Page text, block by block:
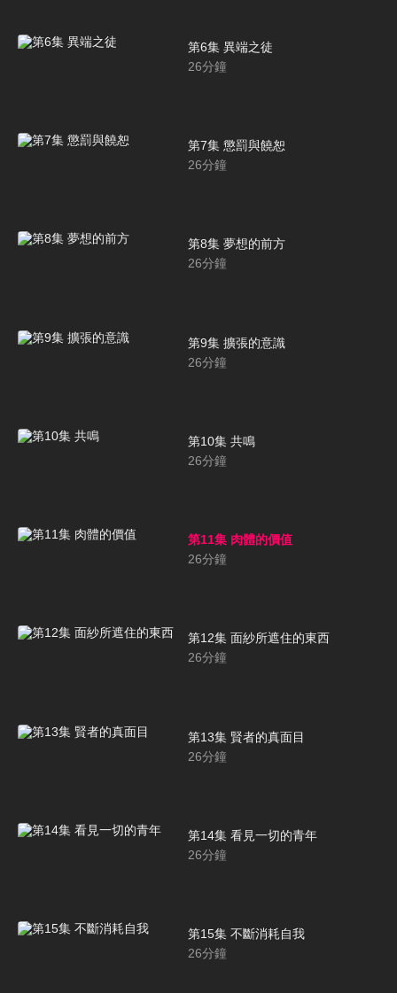
第6集 異端之徒
26分鐘
第7集 懲罰與饒恕
26分鐘
第8集 夢想的前方
26分鐘
第9集 擴張的意識
26分鐘
第10集 共鳴
26分鐘
第11集 肉體的價值
26分鐘
第12集 面紗所遮住的東西
26分鐘
第13集 賢者的真面目
26分鐘
第14集 看見一切的青年
26分鐘
第15集 不斷消耗自我
26分鐘